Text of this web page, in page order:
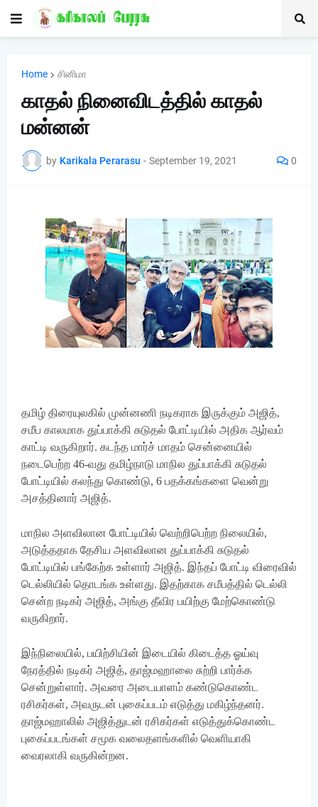
Home சினிமா
காதல் நினைவிடத்தில் காதல்
மன்னன்
by Karikala Perarasu - September 19, 2021 0
தமிழ் திரையுலகில் முன்னணி நடிகராக இருக்கும் அஜித்,
சமீப காலமாக துப்பாக்கி சுடுதல் போட்டியில் அதிக ஆர்வம்
காட்டி வருகிறார். கடந்த மார்ச் மாதம் சென்னையில்
நடைபெற்ற 46-வது தமிழ்நாடு மாநில துப்பாக்கி சுடுதல்
போட்டியில் கலந்து கொண்டு, 6 பதக்கங்களை வென்று
அசத்தினார் அஜித்.
மாநில அளவிலான போட்டியில் வெற்றிபெற்ற நிலையில்,
அடுத்ததாக தேசிய அளவிலான துப்பாக்கி சுடுதல்
போட்டியில் பங்கேற்க உள்ளார் அஜித். இந்தப் போட்டி விரைவில்
டெல்லியில் தொடங்க உள்ளது. இதற்காக சமீபத்தில் டெல்லி
சென்ற நடிகர் அஜித், அங்கு தீவிர பயிற்கு மேற்கொண்டு
வருகிறார்.
இந்நிலையில், பயிற்சியின் இடையில் கிடைத்த ஓய்வு
நேரத்தில் நடிகர் அஜித், தாஜ்மஹாலை சுற்றி பார்க்க
சென்றுள்ளார். அவரை அடையாளம் கண்டுகொண்ட
ரசிகர்கள், அவருடன் புகைப்படம் எடுத்து மகிழ்ந்தனர்.
தாஜ்மஹாலில் அஜித்துடன் ரசிகர்கள் எடுத்துக்கொண்ட
புகைப்படங்கள் சமூக வலைதளங்களில் வெளியாகி
வைரலாகி வருகின்றன.